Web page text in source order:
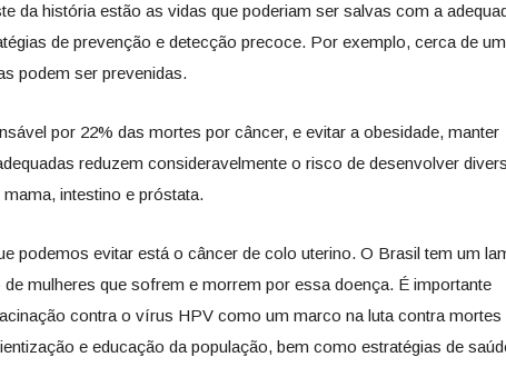
da história estão as vidas que poderiam ser salvas com a
de prevenção e detecção precoce. Por exemplo, cerca de
podem ser prevenidas.
por 22% das mortes por câncer, e evitar a obesidade, manter
reduzem consideravelmente o risco de desenvolver
intestino e próstata.
podemos evitar está o câncer de colo uterino. O Brasil tem um
mulheres que sofrem e morrem por essa doença. É importante
contra o vírus HPV como um marco na luta contra mortes
e educação da população, bem como estratégias de